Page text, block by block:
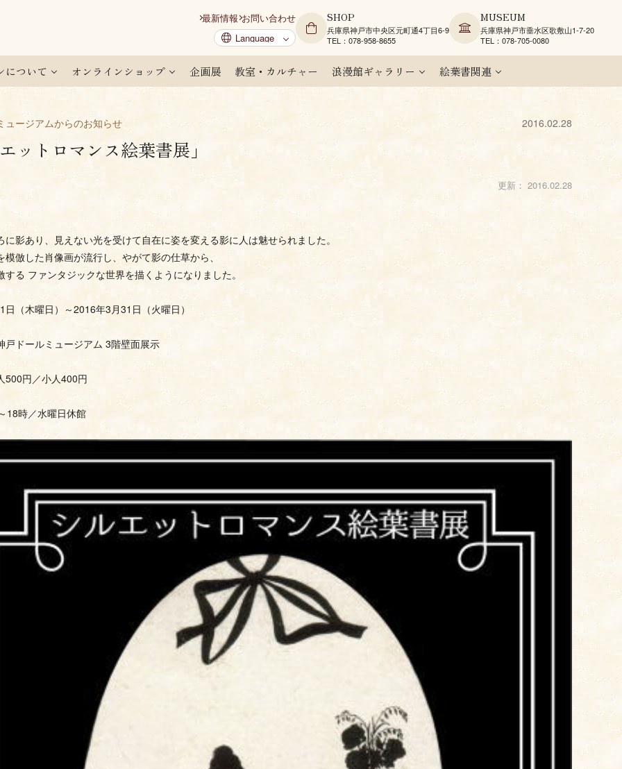
最新情報 お問い合わせ SHOP
兵庫県神戸市中央区元町通4丁目6-9
TEL：078-958-8655
MUSEUM
兵庫県神戸市垂水区歌敷山1-7-20
TEL：078-705-0080
について オンラインショップ 企画展 教室・カルチャー 浪漫館ギャラリー 絵葉書関連
ュージアムからのお知らせ 2016.02.28
ットロマンス絵葉書展」
更新： 2016.02.28
に影あり、見えない光を受けて自在に姿を変える影に人は魅せられました。
模倣した肖像画が流行し、やがて影の仕草から、
する ファンタジックな世界を描くようになりました。
日（木曜日）～2016年3月31日（火曜日）
戸ドールミュージアム 3階壁面展示
500円／小人400円
18時／水曜日休館